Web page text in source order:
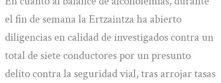
el fin de semana la Ertzaintza ha abierto
diligencias en calidad de investigados contra un
total de siete conductores por un presunto
delito contra la seguridad vial, tras arrojar tasas